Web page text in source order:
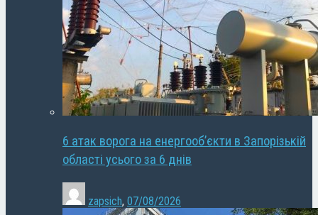
6 атак ворога на енергооб’єкти в Запорізькій
області усього за 6 днів
zapsich, 07/08/2026